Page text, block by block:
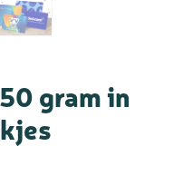
gram in